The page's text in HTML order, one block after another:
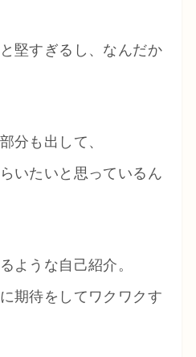
堅すぎるし、なんだか
分も出して、
いたいと思っているん
ような自己紹介。
期待をしてワクワクす